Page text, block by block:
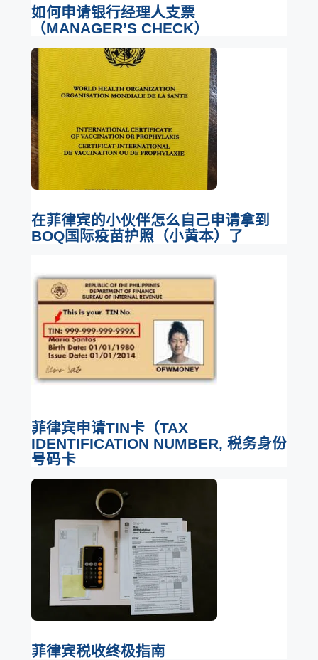
如何申请银行经理人支票
（MANAGER’S CHECK）
在菲律宾的小伙伴怎么自己申请拿到
BOQ国际疫苗护照（小黄本）了
菲律宾申请TIN卡（TAX
IDENTIFICATION NUMBER, 税务身份
号码卡
菲律宾税收终极指南